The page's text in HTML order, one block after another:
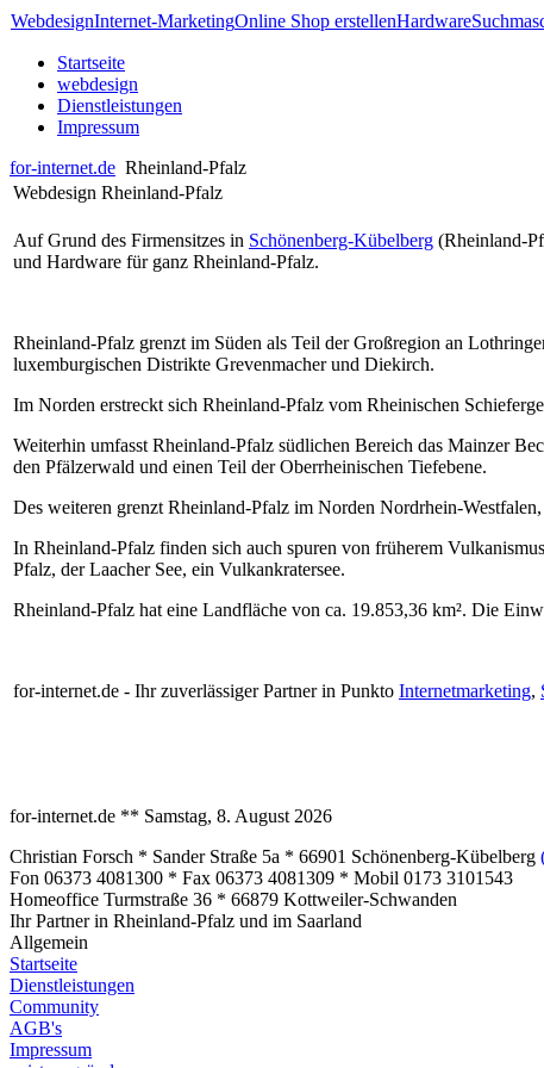
WebdesignInternet-MarketingOnline Shop erstellenHardware
Startseite
webdesign
Dienstleistungen
Impressum
for-internet.de Rheinland-Pfalz
Webdesign Rheinland-Pfalz
Auf Grund des Firmensitzes in Schönenberg-Kübelberg (Rheinland-
und Hardware für ganz Rheinland-Pfalz.
Rheinland-Pfalz grenzt im Süden als Teil der Großregion an
luxemburgischen Distrikte Grevenmacher und Diekirch.
Im Norden erstreckt sich Rheinland-Pfalz vom Rheinischen
Weiterhin umfasst Rheinland-Pfalz südlichen Bereich das Mainzer
den Pfälzerwald und einen Teil der Oberrheinischen Tiefebene.
Des weiteren grenzt Rheinland-Pfalz im Norden Nordrhein-
In Rheinland-Pfalz finden sich auch spuren von früherem
Pfalz, der Laacher See, ein Vulkankratersee.
Rheinland-Pfalz hat eine Landfläche von ca. 19.853,36 km². Die
for-internet.de - Ihr zuverlässiger Partner in Punkto Internetmarketing,
for-internet.de ** Samstag, 8. August 2026
Christian Forsch * Sander Straße 5a * 66901 Schönenberg-Kübelberg
Fon 06373 4081300 * Fax 06373 4081309 * Mobil 0173 3101543
Homeoffice Turmstraße 36 * 66879 Kottweiler-Schwanden
Ihr Partner in Rheinland-Pfalz und im Saarland
Allgemein
Startseite
Dienstleistungen
Community
AGB's
Impressum